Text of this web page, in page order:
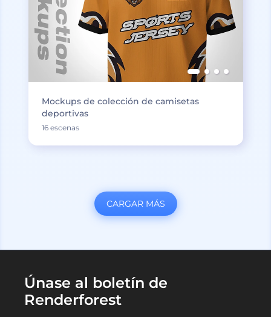
Mockups de colección de camisetas
deportivas
16 escenas
CARGAR MÁS
Únase al boletín de
Renderforest